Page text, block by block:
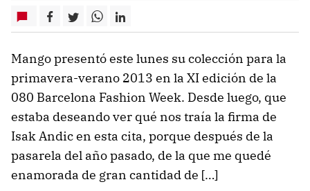
Mango presentó este lunes su colección para la
primavera-verano 2013 en la XI edición de la
080 Barcelona Fashion Week. Desde luego, que
estaba deseando ver qué nos traía la firma de
Isak Andic en esta cita, porque después de la
pasarela del año pasado, de la que me quedé
enamorada de gran cantidad de […]